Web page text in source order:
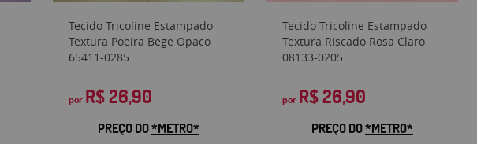
Tecido Tricoline Estampado
Textura Poeira Bege Opaco
65411-0285
por R$ 26,90
PREÇO DO*METRO*
Tecido Tricoline Estampado
Textura Riscado Rosa Claro
08133-0205
por R$ 26,90
PREÇO DO*METRO*